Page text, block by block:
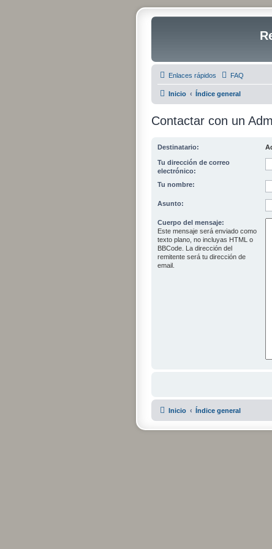
Enlaces rápidos FAQ
Inicio Índice general
Contactar con un
Destinatario:
Tu dirección de correo
electrónico:
Tu nombre:
Asunto:
Cuerpo del mensaje:
Este mensaje será enviado como
texto plano, no incluyas HTML o
BBCode. La dirección del
remitente será tu dirección de
email.
Inicio Índice general